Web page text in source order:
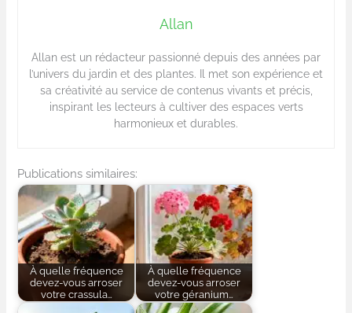
Allan
Allan est un rédacteur passionné depuis des années par
l’univers du jardin et des plantes. Il met son expérience et
sa créativité au service de contenus vivants et précis,
inspirant les lecteurs à cultiver des espaces verts
harmonieux et durables.
Publications similaires:
À quelle fréquence
devez-vous arroser
votre crassula…
À quelle fréquence
devez-vous arroser
votre géranium…